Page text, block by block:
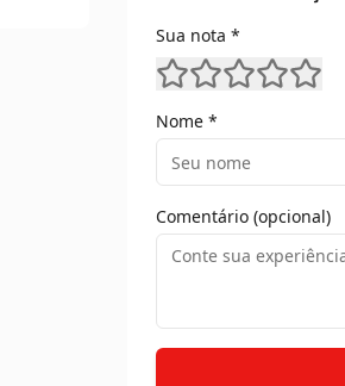
Sua nota *
Nome *
Comentário (opcional)